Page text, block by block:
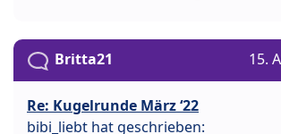
Britta21 15.
Re: Kugelrunde März ‘22
bibi_liebt hat geschrieben: